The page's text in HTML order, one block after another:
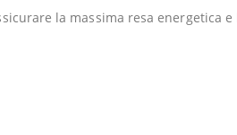
la massima resa energetica